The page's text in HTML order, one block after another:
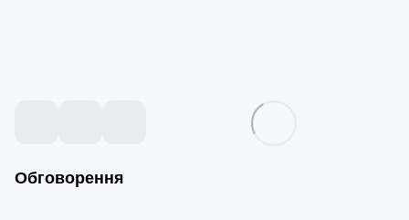
Обговорення